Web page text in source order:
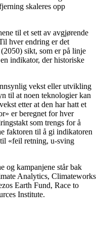
skaleres opp
til et sett av avgjørende
hver endring er det
sikt, som er på linje
indikator, der historiske
vekst eller utvikling
til at noen teknologier kan
etter at den har hatt et
er beregnet for hver
som trengs for å
faktoren til å gi indikatoren
«feil retning, u-sving
og kampanjene står bak
Analytics, Climateworks
Earth Fund, Race to
Institute.